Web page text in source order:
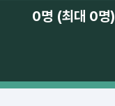
0명 (최대 0명)